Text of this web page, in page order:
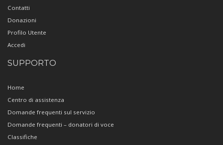
Contatti
Donazioni
Profilo Utente
Accedi
SUPPORTO
Home
Centro di assistenza
Domande frequenti sul servizio
Domande frequenti – donatori di voce
Classifiche